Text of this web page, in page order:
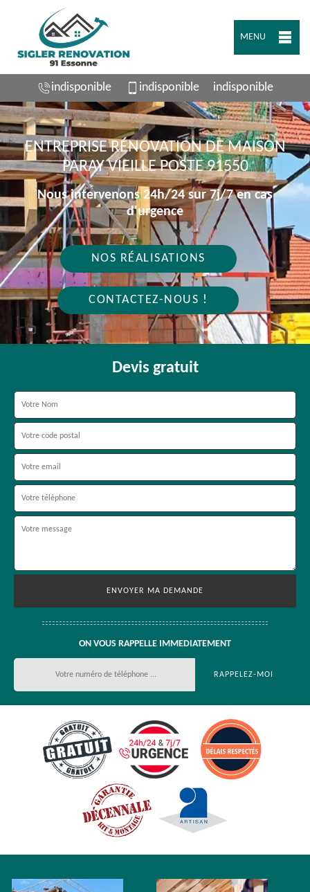
MENU
indisponible indisponible indisponible
ENTREPRISE RÉNOVATION DE MAISON
PARAY VIEILLE POSTE 91550
Nous intervenons 24h/24 sur 7j/7 en cas
d'urgence
NOS RÉALISATIONS
CONTACTEZ-NOUS !
Devis gratuit
ON VOUS RAPPELLE IMMEDIATEMENT